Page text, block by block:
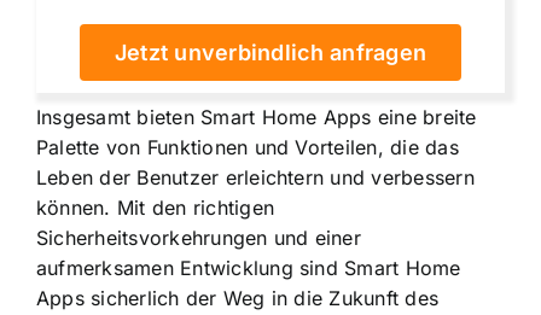
Jetzt unverbindlich anfragen
Insgesamt bieten Smart Home Apps eine breite
Palette von Funktionen und Vorteilen, die das
Leben der Benutzer erleichtern und verbessern
können. Mit den richtigen
Sicherheitsvorkehrungen und einer
aufmerksamen Entwicklung sind Smart Home
Apps sicherlich der Weg in die Zukunft des